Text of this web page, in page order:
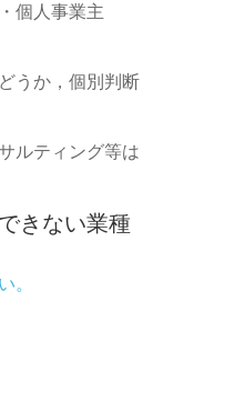
個人事業主
うか，個別判断
ルティング等は
きない業種
。